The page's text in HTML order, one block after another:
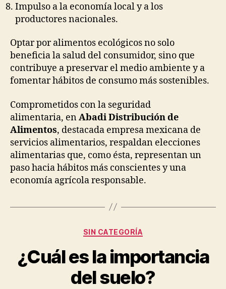
Impulso a la economía local y a los
productores nacionales.
Optar por alimentos ecológicos no solo
beneficia la salud del consumidor, sino que
contribuye a preservar el medio ambiente y a
fomentar hábitos de consumo más sostenibles.
Comprometidos con la seguridad
alimentaria, enAbadi Distribución de
Alimentos, destacada empresa mexicana de
servicios alimentarios, respaldan elecciones
alimentarias que, como ésta, representan un
paso hacia hábitos más conscientes y una
economía agrícola responsable.
Categorías
SIN CATEGORÍA
¿Cuál es la importancia
del suelo?